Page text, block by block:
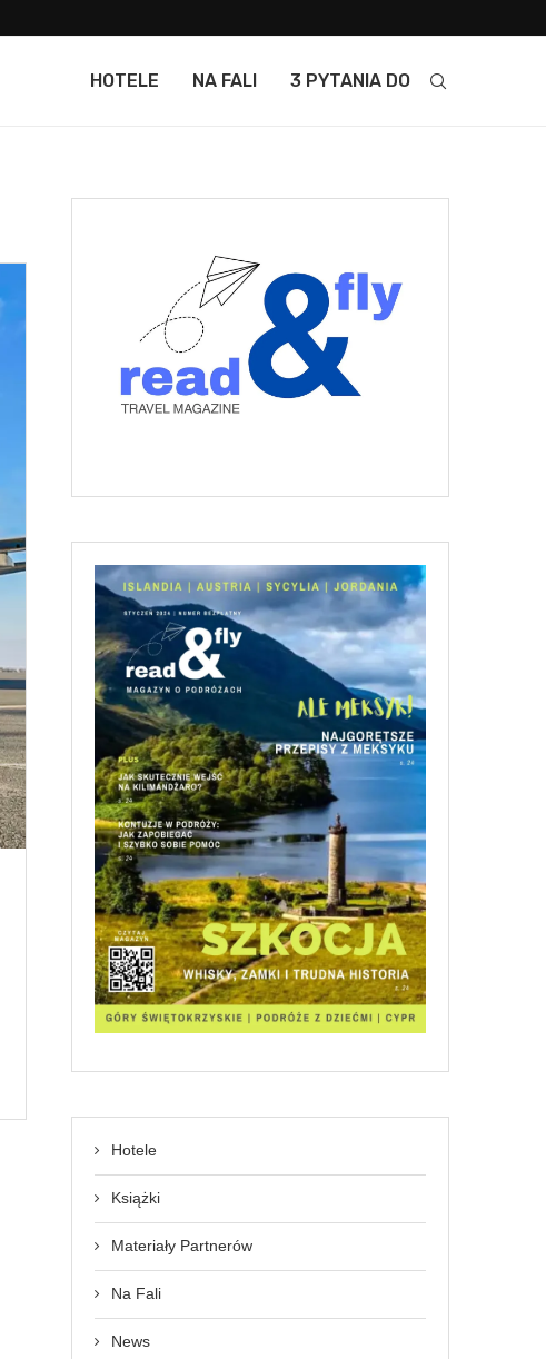
HOTELE NA FALI 3 PYTANIA DO
Hotele
Książki
Materiały Partnerów
Na Fali
News